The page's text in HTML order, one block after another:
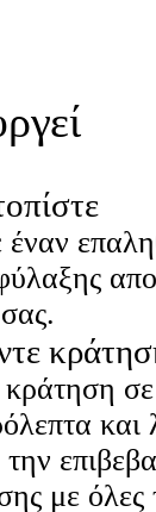
έναν
σε
και
με όλες